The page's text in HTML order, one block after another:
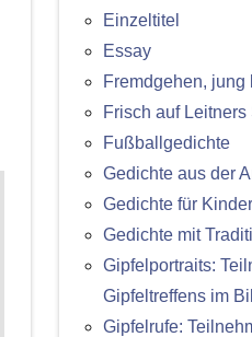
Einzeltitel
Essay
Fremdgehen, jung
Frisch auf
Fußballgedichte
Gedichte aus der
Gedichte für Kinder
Gedichte mit
Gipfelportraits:
Gipfeltreffens im
Gipfelrufe: